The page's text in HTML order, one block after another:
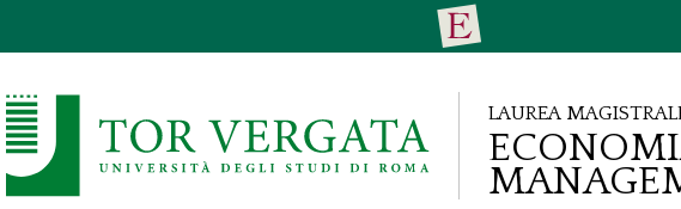
Laurea